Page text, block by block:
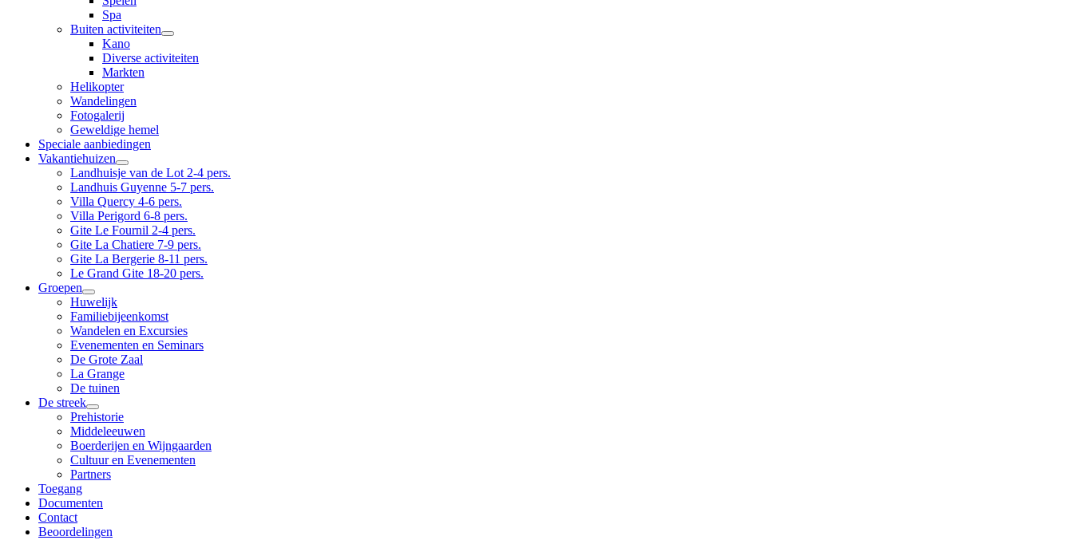
Spa
Buiten activiteiten
Kano
Diverse activiteiten
Markten
Helikopter
Wandelingen
Fotogalerij
Geweldige hemel
Speciale aanbiedingen
Vakantiehuizen
Landhuisje van de Lot 2-4 pers.
Landhuis Guyenne 5-7 pers.
Villa Quercy 4-6 pers.
Villa Perigord 6-8 pers.
Gite Le Fournil 2-4 pers.
Gite La Chatiere 7-9 pers.
Gite La Bergerie 8-11 pers.
Le Grand Gite 18-20 pers.
Groepen
Huwelijk
Familiebijeenkomst
Wandelen en Excursies
Evenementen en Seminars
De Grote Zaal
La Grange
De tuinen
De streek
Prehistorie
Middeleeuwen
Boerderijen en Wijngaarden
Cultuur en Evenementen
Partners
Toegang
Documenten
Contact
Beoordelingen